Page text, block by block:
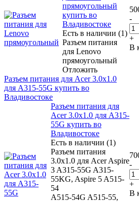
прямоугольный
купить во
Владивостоке
Есть в наличии (1)
Разъем питания
для Lenovo
прямоугольный
Отложить
-
+
В
Разъем питания для Acer 3.0x1.0
для A315-55G купить во
Владивостоке
Разъем питания для
Acer 3.0x1.0 для A315-
55G купить во
Владивостоке
Есть в наличии (1)
Разъем питания
3.0x1.0 для Acer Aspire
3 A315-55G A315-
55KG, Aspire 5 A515-
54
A515-54G A515-55,
-
+
В